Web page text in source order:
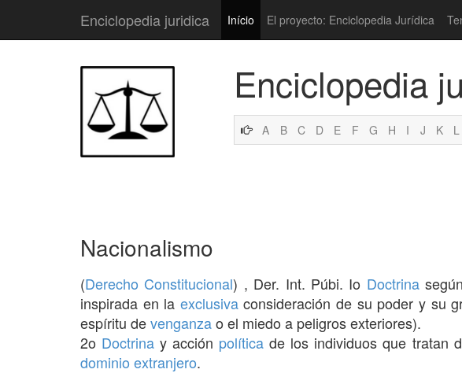
Enciclopedia juridica Início El proyecto: Enciclopedia Jurídica
Enciclopedia
A B C D E F G H I J K L
Nacionalismo
(Derecho Constitucional) , Der. Int. Púbi. Io Doctrina
inspirada en la exclusivaconsideración de su poder y su
espíritu devenganzao el miedo a peligros exteriores).
2o Doctrina y acción política de los individuos que tratan
dominio extranjero.